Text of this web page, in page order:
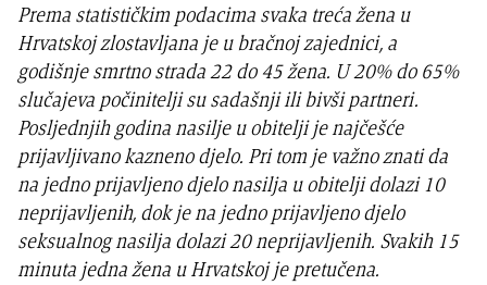
Prema statističkim podacima svaka treća žena u
Hrvatskoj zlostavljana je u bračnoj zajednici, a
godišnje smrtno strada 22 do 45 žena. U 20% do 65%
slučajeva počinitelji su sadašnji ili bivši partneri.
Posljednjih godina nasilje u obitelji je najčešće
prijavljivano kazneno djelo. Pri tom je važno znati da
na jedno prijavljeno djelo nasilja u obitelji dolazi 10
neprijavljenih, dok je na jedno prijavljeno djelo
seksualnog nasilja dolazi 20 neprijavljenih. Svakih 15
minuta jedna žena u Hrvatskoj je pretučena.